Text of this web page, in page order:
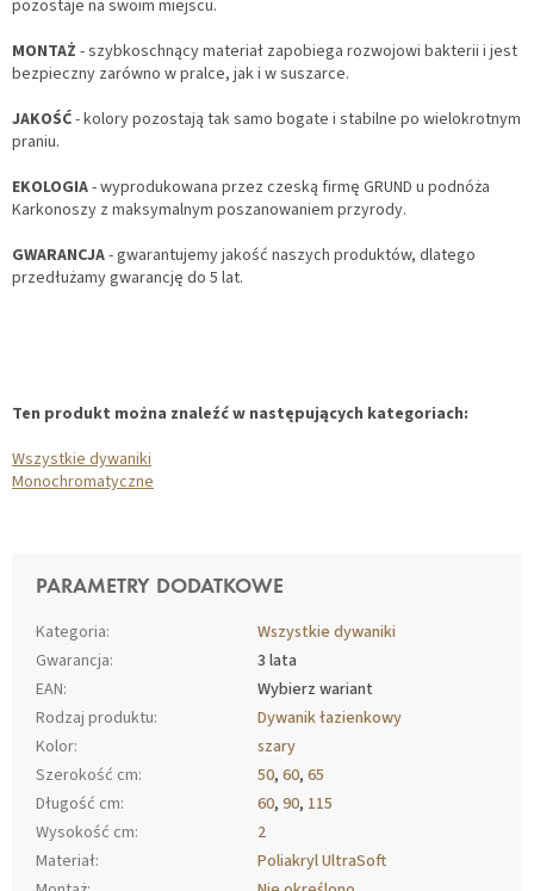
pozostaje na swoim miejscu.
MONTAŻ - szybkoschnący materiał zapobiega rozwojowi bakterii i jest
bezpieczny zarówno w pralce, jak i w suszarce.
JAKOŚĆ- kolory pozostają tak samo bogate i stabilne po wielokrotnym
praniu.
EKOLOGIA- wyprodukowana przez czeską firmę GRUND u podnóża
Karkonoszy z maksymalnym poszanowaniem przyrody.
GWARANCJA- gwarantujemy jakość naszych produktów, dlatego
przedłużamy gwarancję do 5 lat.
Ten produkt można znaleźć w następujących kategoriach:
Wszystkie dywaniki
Monochromatyczne
PARAMETRY DODATKOWE
Kategoria:
Wszystkie dywaniki
Gwarancja:
3 lata
EAN:
Wybierz wariant
Rodzaj produktu:
Dywanik łazienkowy
Kolor:
szary
Szerokość cm: 50, 60, 65
Długość cm: 60, 90, 115
Wysokość cm:
2
Materiał:
Poliakryl UltraSoft